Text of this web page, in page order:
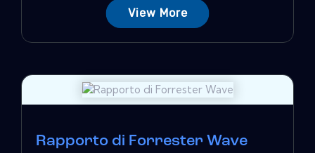
View More
Rapporto di Forrester Wave